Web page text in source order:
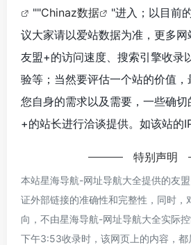
""Chinaz数据
"进入；以目前
议大家请以爱站数据为准，更多网
友盟+的访问速度、搜索引擎收录
验等；当然要评估一个站的价值
您自身的需求以及需要，一些确
+的站长进行洽谈提供。如该站的
特别声明
本站星海导航-网址导航大全提供的友
证外部链接的准确性和完整性，同时，
向，不由星海导航-网址导航大全实际
下午3:53收录时，该网页上的内容，都